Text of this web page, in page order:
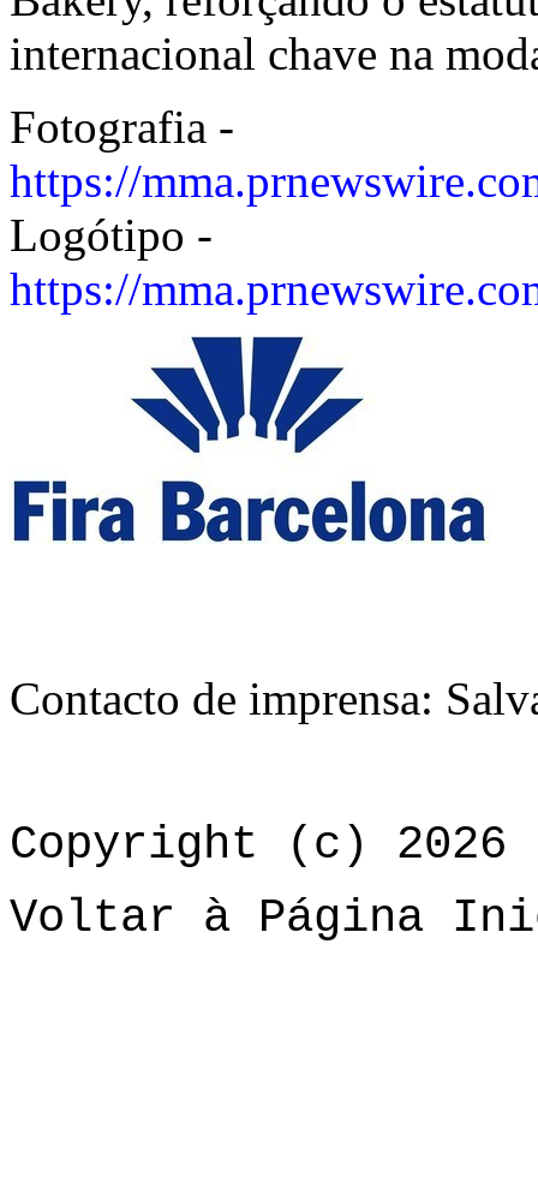
internacional chave na
Fotografia -
https://
Logótipo -
https://
Contacto de imprensa:
Copyright (c) 2026
Voltar à Página